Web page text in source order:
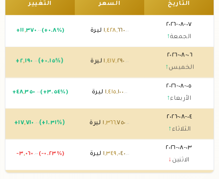
التاريخ السعر التغيير
٠٧-٠٨-٢٠٢٦
الجمعة↑
١,٤٢٨,٦٦٠ .٠٠ ليرة +١١ ,٣٧٠ .٠٠ (+٠.٨%)
٠٦-٠٨-٢٠٢٦
الخميس ↑
١,٤١٧,٢٩٠ ليرة +٢,١٩٠ .٠٠ (+٠.١٥%)
٠٥-٠٨-٢٠٢٦
الأربعاء↑
١,٤١٥,١٠٠ .٠٠ ليرة +٤٨,٣٥٠ .٠٠ (+٣.٥٤%)
٠٤-٠٨-٢٠٢٦
الثلاثاء ↑
١ ,٣٦٦,٧٥٠ .٠٠ ليرة +١٧,٧١٠ .٠٠ (+١.٣١%)
٠٣-٠٨-٢٠٢٦
الاثنين ↓
١,٣٤٩,٠٤٠ .٠٠ ليرة -٣,٠٦٠ .٠٠ (-٠.٢٣%)